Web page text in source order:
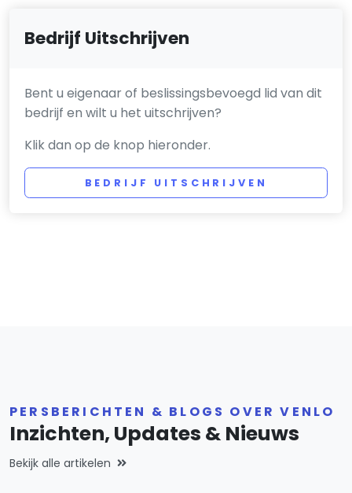
Bedrijf Uitschrijven
Bent u eigenaar of beslissingsbevoegd lid van dit
bedrijf en wilt u het uitschrijven?
Klik dan op de knop hieronder.
BEDRIJF UITSCHRIJVEN
PERSBERICHTEN & BLOGS OVER VENLO
Inzichten, Updates & Nieuws
Bekijk alle artikelen